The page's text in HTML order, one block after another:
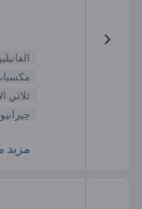
ثلاثي
مزيد